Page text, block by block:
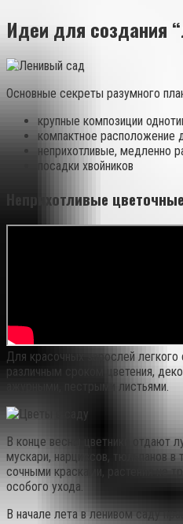
Идеи для создания
Основные секреты разумного
крупные композиции
компактное расположение
неприхотливые, медленно
посадки хвойников
Неприхотливые
Для красочных зарослей
различным сроком цветения,
ажурными, пестрыми листьями.
В конце весны цветники отдают
мускари, нарциссов, тюльпанов
сочными красками, растения не
особого ухода.
В начале лета в ленивом саду